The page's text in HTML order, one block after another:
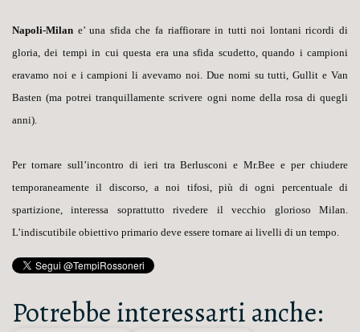
Napoli-Milan e’ una sfida che fa riaffiorare in tutti noi lontani ricordi di
gloria, dei tempi in cui questa era una sfida scudetto, quando i campioni
eravamo noi e i campionili avevamo noi. Due nomi su tutti, Gullit e Van
Basten (ma potrei tranquillamente scrivere ogni nome della rosa di quegli
anni).
Per tornare sull’incontro di ieri tra Berlusconi e Mr.Bee e per chiudere
temporaneamente il discorso, a noi tifosi, più di ogni percentuale di
spartizione, interessa soprattutto rivedere il vecchio glorioso Milan.
L’indiscutibile obiettivo primario deve essere tornare ai livelli di un tempo.
Potrebbe interessarti anche: